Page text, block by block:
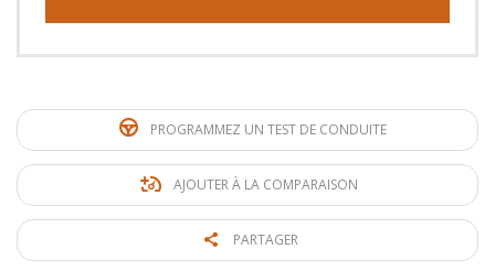
PROGRAMMEZ UN TEST DE CONDUITE
AJOUTER À LA COMPARAISON
PARTAGER